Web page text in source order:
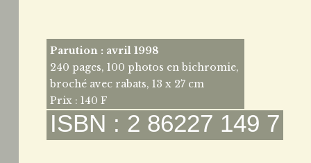
Parution : avril 1998
240 pages, 100 photos en bichromie,
broché avec rabats, 13 x 27 cm
Prix : 140 F
ISBN : 2 86227 149 7